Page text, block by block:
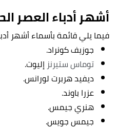
أشهرأدباء العصر
فيما يلي قائمة بأسماء أشهر
جوزيف كونراد.
توماس ستيرنز إليوت.
ديفيد هربرت لورانس.
عزرا باوند.
هنري جيمس.
جيمس جويس.